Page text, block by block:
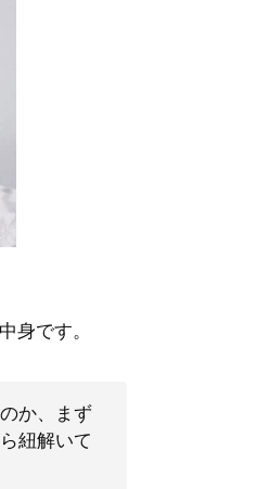
身です。
か、まず
紐解いて